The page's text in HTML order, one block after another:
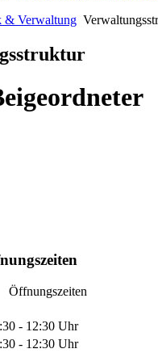
& Verwaltung
Öffnungszeiten
- 12:30 Uhr
- 12:30 Uhr